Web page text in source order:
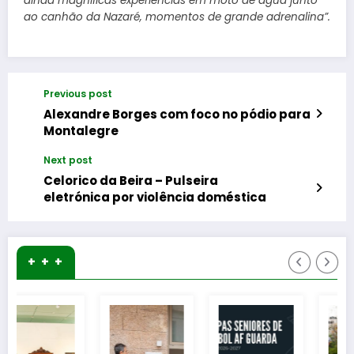
ao canhão da Nazaré, momentos de grande adrenalina”.
Previous post
Alexandre Borges com foco no pódio para
Montalegre
Next post
Celorico da Beira – Pulseira
eletrónica por violência doméstica
+ + +